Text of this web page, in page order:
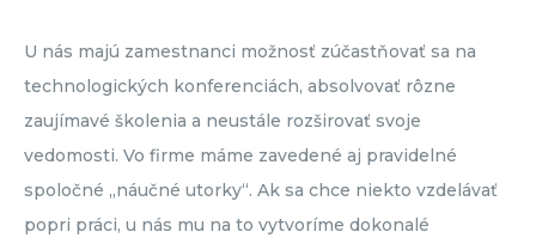
U nás majú zamestnanci možnosť zúčastňovať sa na
technologických konferenciách, absolvovať rôzne
zaujímavé školenia a neustále rozširovať svoje
vedomosti. Vo firme máme zavedené aj pravidelné
spoločné „náučné utorky“. Ak sa chce niekto vzdelávať
popri práci, u nás mu na to vytvoríme dokonalé